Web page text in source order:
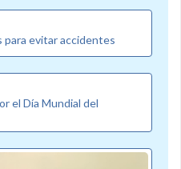
para evitar accidentes
el Día Mundial del